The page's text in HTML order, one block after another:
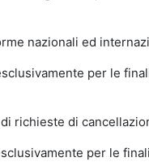
nazionali ed
per le
richieste di
per le